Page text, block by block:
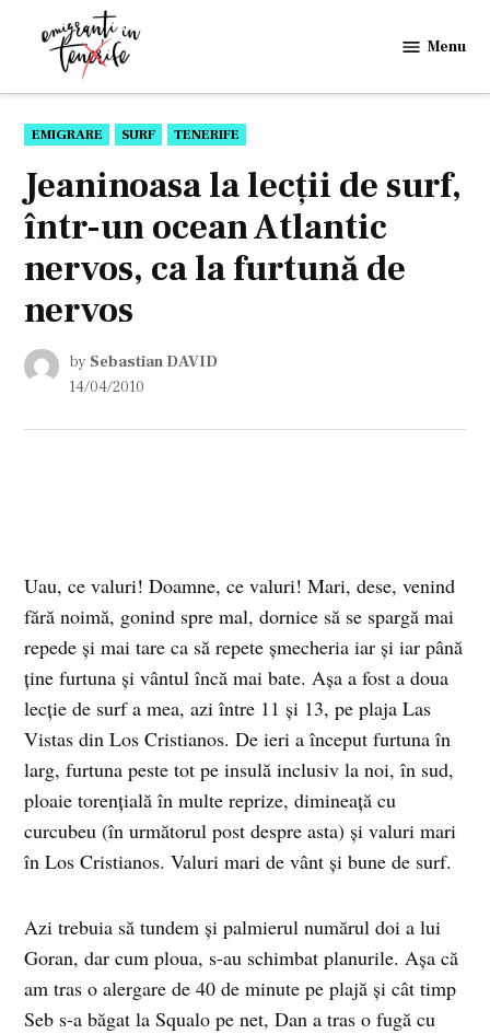
in
Menu
POSTED
IN
EMIGRARE SURF TENERIFE
Jeaninoasa la lecţii de surf,
într-un ocean Atlantic
nervos, ca la furtună de
nervos
by Sebastian DAVID
14/04/2010
Uau, ce valuri! Doamne, ce valuri! Mari, dese, venind
fără noimă, gonind spre mal, dornice să se spargă mai
repede şi mai tare ca să repete şmecheria iar şi iar până
ţine furtuna şi vântul încă mai bate. Aşa a fost a doua
lecţie de surf a mea, azi între 11 şi 13, pe plaja Las
Vistas din Los Cristianos. De ieri a început furtuna în
larg, furtuna peste tot pe insulă inclusiv la noi, în sud,
ploaie torenţială în multe reprize, dimineaţă cu
curcubeu (în următorul post despre asta) şi valuri mari
în Los Cristianos. Valuri mari de vânt şi bune de surf.
Azi trebuia să tundem şi palmierul numărul doi a lui
Goran, dar cum ploua, s-au schimbat planurile. Aşa că
am tras o alergare de 40 de minute pe plajă şi cât timp
Seb s-a băgat la Squalo pe net, Dan a tras o fugă cu